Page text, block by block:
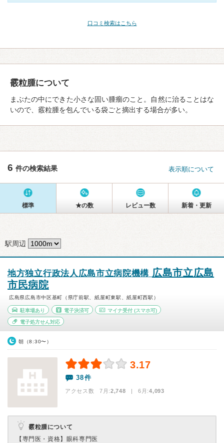
口コミ検索はこちら
霰粒腫について
まぶたの中にできた小さな固い腫瘤のこと。自然に治ることはな
いので、霰粒腫を包んでいる袋ごと摘出する場合が多い。
6 件の検索結果 表示順について
標準 ★の数 レビュー数 新着・更新
駅周辺
地方独立行政法人広島市立病院機構 広島市立広島
市民病院
広島県広島市中区基町（県庁前駅、紙屋町東駅、紙屋町西駅）
駐車場あり 電子決済可 マイナ受付 (スマホ可)
電子処方せん対応
朝（8:30〜）
3.17
38件
アクセス数 7月:2,748 | 6月:4,093
霰粒腫について
【専門医・資格】 眼科専門医